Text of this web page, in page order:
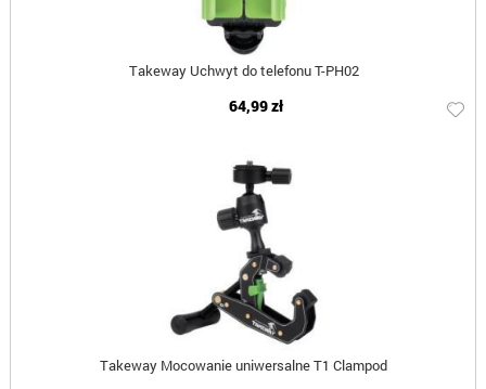
Takeway Uchwyt do telefonu T-PH02
64,99 zł
Takeway Mocowanie uniwersalne T1 Clampod